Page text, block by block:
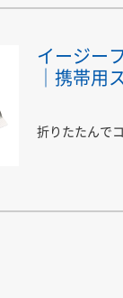
イージー
｜携帯用
折りたたんで